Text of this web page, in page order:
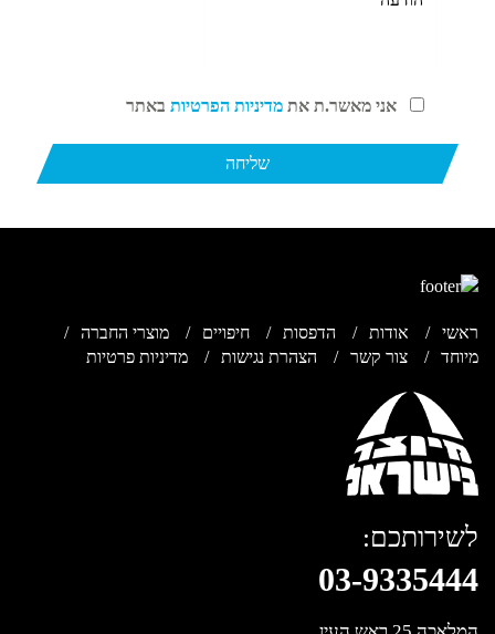
אני מאשר.ת את מדיניות הפרטיות באתר
ראשי אודות הדפסות חיפויים
מוצרי החברה
מיוחד
צור קשר הצהרת נגישות מדיניות פרטיות
לשירותכם:
03-9335444